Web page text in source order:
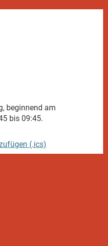
beginnend am
bis 09:45.
(.ics)